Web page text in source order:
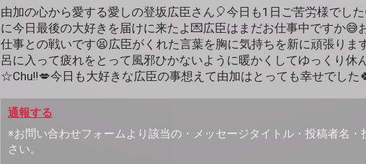
由加の心から愛する愛しの登坂広臣さん🎈今日も1日ご苦労様でし
に今日最後の大好きを届けに来たよ💌広臣はまだお仕事中ですか😅
仕事との戦いです😫広臣がくれた言葉を胸に気持ちを新に頑張りま
呂に入って疲れをとって風邪ひかないように暖かくしてゆっくり
☆Chu!!💋今日も大好きな広臣の事想えて由加はとっても幸せでした
通報する
※お問い合わせフォームより該当の・メッセージタイトル・投稿者名
さい。